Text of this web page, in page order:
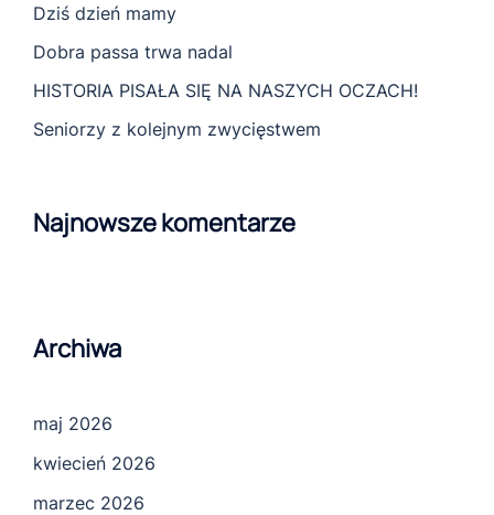
Dziś dzień mamy
Dobra passa trwa nadal
HISTORIA PISAŁA SIĘ NA NASZYCH OCZACH!
Seniorzy z kolejnym zwycięstwem
Najnowsze komentarze
Archiwa
maj 2026
kwiecień 2026
marzec 2026